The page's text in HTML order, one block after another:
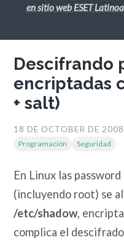
en sitio web ESET
Descifrando
encriptadas
+ salt)
18 DE OCTOBER DE 2008
Programación
Seguridad
En Linux las
(incluyendo root) se
/etc/shadow,
complica el